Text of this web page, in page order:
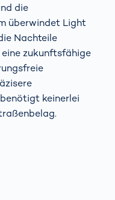
die
überwindet Light
Nachteile
zukunftsfähige
keinerlei